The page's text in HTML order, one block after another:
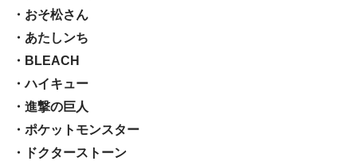
・おそ松さん
・あたしンち
・BLEACH
・ハイキュー
・進撃の巨人
・ポケットモンスター
・ドクターストーン